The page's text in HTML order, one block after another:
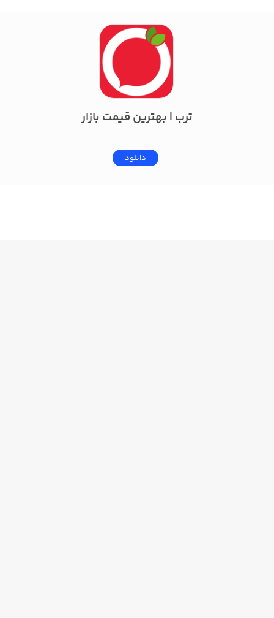
ترب | بهترین قیمت بازار
دانلود